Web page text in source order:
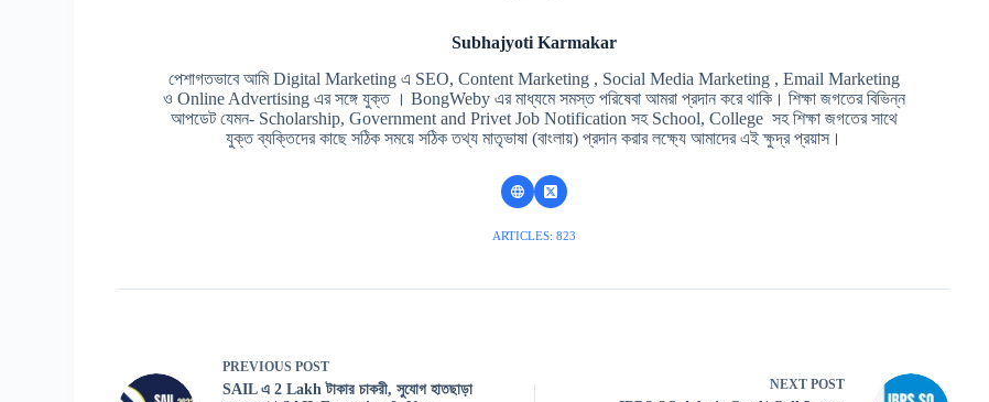
Subhajyoti Karmakar
পেশাগতভাবে আমি Digital Marketing এ SEO, Content Marketing , Social Media Marketing , Email Marketing
ও Online Advertising এর সঙ্গে যুক্ত । BongWeby এর মাধ্যমে সমস্ত পরিষেবা আমরা প্রদান করে থাকি। শিক্ষা জগতের বিভিন্ন
আপডেট যেমন- Scholarship, Government and Privet Job Notification সহ School, College সহ শিক্ষা জগতের সাথে
যুক্ত ব্যক্তিদের কাছে সঠিক সময়ে সঠিক তথ্য মাতৃভাষা (বাংলায়) প্রদান করার লক্ষ্যে আমাদের এই ক্ষুদ্র প্রয়াস।
ARTICLES: 823
PREVIOUSPOST
SAIL এ 2 Lakh টাকার চাকরী, সুযোগ হাতছাড়া
NEXT POST